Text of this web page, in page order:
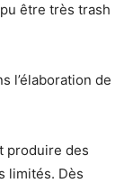
être très trash
l’élaboration de
produire des
limités. Dès